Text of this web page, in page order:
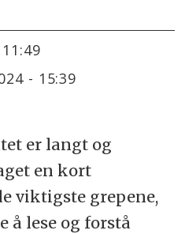
11:49
- 15:39
er langt og
en kort
viktigste grepene,
å lese og forstå